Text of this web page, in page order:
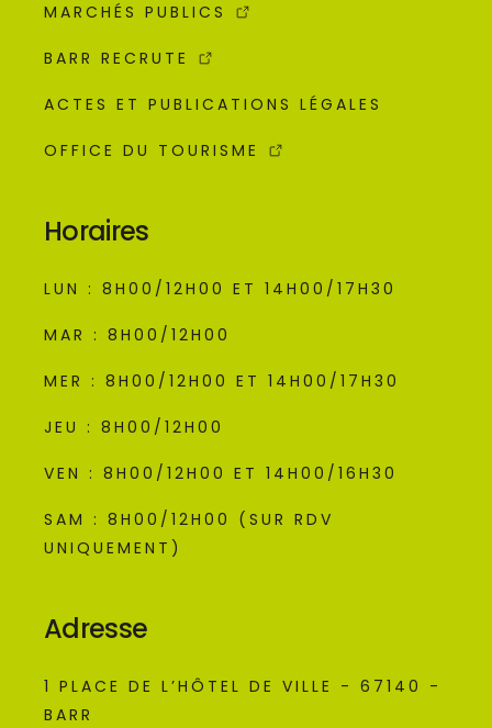
MARCHÉS PUBLICS
BARR RECRUTE
ACTES ET PUBLICATIONS LÉGALES
OFFICE DU TOURISME
Horaires
LUN : 8H00/12H00 ET 14H00/17H30
MAR : 8H00/12H00
MER : 8H00/12H00 ET 14H00/17H30
JEU : 8H00/12H00
VEN : 8H00/12H00 ET 14H00/16H30
SAM : 8H00/12H00 (SUR RDV
UNIQUEMENT)
Adresse
1 PLACE DE L’HÔTEL DE VILLE - 67140 -
BARR